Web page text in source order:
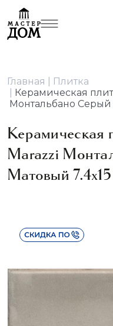
Главная
Плитка
Керамическая
Монтальбано Серый
Керамическая
Marazzi
Матовый